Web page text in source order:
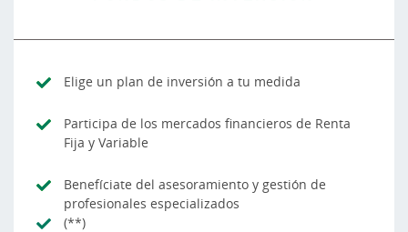
Elige un plan de inversión a tu medida
Participa de los mercados financieros de Renta
Fija y Variable
Benefíciate del asesoramiento y gestión de
profesionales especializados
(**)